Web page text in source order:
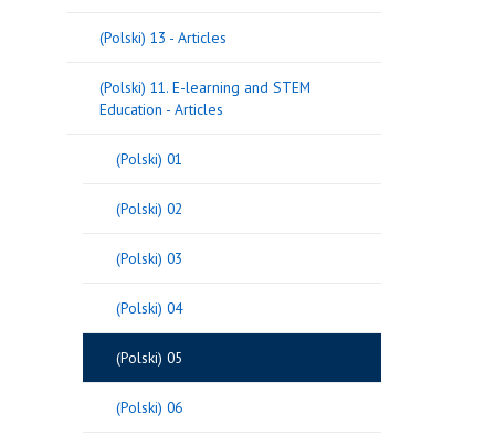
(Polski) 13 - Articles
(Polski) 11. E-learning and STEM
Education - Articles
(Polski) 01
(Polski) 02
(Polski) 03
(Polski) 04
(Polski) 05
(Polski) 06